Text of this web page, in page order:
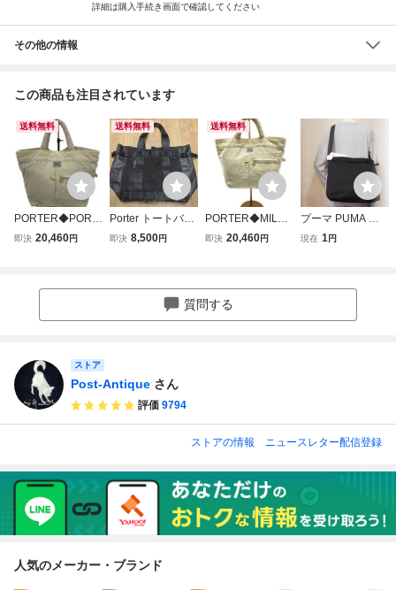
詳細は購入手続き画面で確認してください
その他の情報
この商品も注目されています
送料無料
PORTER◆PORT
ER MILE MINI TO
即決 20,460円
送料無料
Porter トートバッ
グ HEAT TOTE BA
即決 8,500円
送料無料
PORTER◆MILE
MINI TOTE BAG/7
即決 20,460円
プーマ PUMA 新
品 便利 ロゴ刺繍
現在 1円
質問する
ストア
Post-Antique さん
評価 9794
ストアの情報 ニュースレター配信登録
人気のメーカー・ブランド